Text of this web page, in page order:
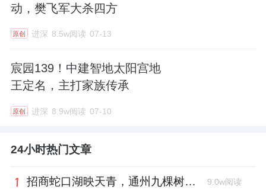
动，樊飞军大杀四方
原创 进深 8.5w阅读 07-13
宸园139！中建智地太阳宫地
王定名，主打家族传承
原创 进深 8.9w阅读 07-10
24小时热门文章
招商蛇口湖映天青，通州九棵树首座宋韵新盘亮相 9.0w阅读